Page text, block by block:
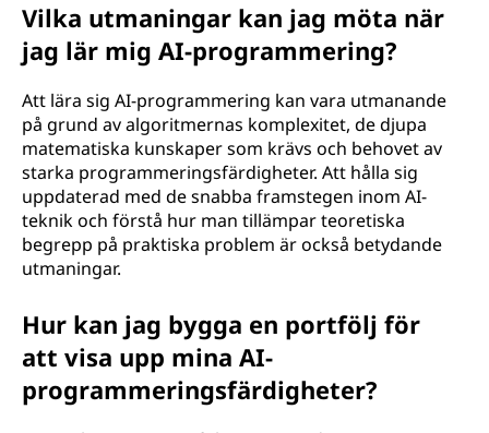
Vilka utmaningar kan jag möta när
jag lär mig AI-programmering?
Att lära sig AI-programmering kan vara utmanande
på grund av algoritmernas komplexitet, de djupa
matematiska kunskaper som krävs och behovet av
starka programmeringsfärdigheter. Att hålla sig
uppdaterad med de snabba framstegen inom AI-
teknik och förstå hur man tillämpar teoretiska
begrepp på praktiska problem är också betydande
utmaningar.
Hur kan jag bygga en portfölj för
att visa upp mina AI-
programmeringsfärdigheter?